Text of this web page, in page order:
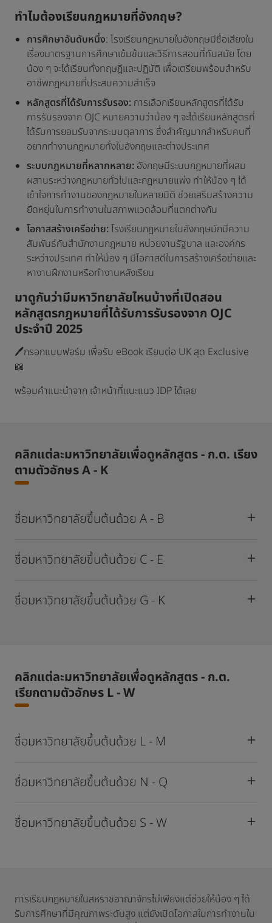
ทำไมต้องเรียนกฎหมายที่อังกฤษ?
การศึกษาอันดับหนึ่ง: โรงเรียนกฎหมายในอังกฤษมีชื่อเสียงใน
เรื่องมาตรฐานการศึกษาเข้มข้นและวิธีการสอนที่ทันสมัย โดย
น้อง ๆ จะได้เรียนทั้งทฤษฎีและปฏิบัติ เพื่อเตรียมพร้อมสำหรับ
อาชีพกฎหมายที่ประสบความสำเร็จ
หลักสูตรที่ได้รับการรับรอง: การเลือกเรียนหลักสูตรที่ได้รับ
การรับรองจาก OJC หมายความว่าน้อง ๆ จะได้เรียนหลักสูตรที่
ได้รับการยอมรับจากระบบตุลาการ ซึ่งสำคัญมากสำหรับคนที่
อยากทำงานกฎหมายทั้งในอังกฤษและต่างประเทศ
ระบบกฎหมายที่หลากหลาย: อังกฤษมีระบบกฎหมายที่ผสม
ผสานระหว่างกฎหมายทั่วไปและกฎหมายแพ่ง ทำให้น้อง ๆ ได้
เข้าใจการทำงานของกฎหมายในหลายมิติ ช่วยเสริมสร้างความ
ยืดหยุ่นในการทำงานในสภาพแวดล้อมที่แตกต่างกัน
โอกาสสร้างเครือข่าย:โรงเรียนกฎหมายในอังกฤษมักมีความ
สัมพันธ์กับสำนักงานกฎหมาย หน่วยงานรัฐบาล และองค์กร
ระหว่างประเทศ ทำให้น้อง ๆ มีโอกาสดีในการสร้างเครือข่ายและ
หางานฝึกงานหรือทำงานหลังเรียน
มาดูกันว่ามีมหาวิทยาลัยไหนบ้างที่เปิดสอน
หลักสูตรกฎหมายที่ได้รับการรับรองจาก OJC
ประจำปี 2025
🖊️กรอกแบบฟอร์ม เพื่อรับ eBook เรียนต่อ UK สุด Exclusive
📖
พร้อมคำแนะนำจาก เจ้าหน้าที่แนะแนว IDP ได้เลย
คลิกแต่ละมหาวิทยาลัยเพื่อดูหลักสูตร - ก.ต. เรียง
ตามตัวอักษร A - K
ชื่อมหาวิทยาลัยขึ้นต้นด้วย A - B
ชื่อมหาวิทยาลัยขึ้นต้นด้วย C - E
ชื่อมหาวิทยาลัยขึ้นต้นด้วย G - K
คลิกแต่ละมหาวิทยาลัยเพื่อดูหลักสูตร - ก.ต.
เรียกตามตัวอักษร L - W
ชื่อมหาวิทยาลัยขึ้นต้นด้วย L - M
ชื่อมหาวิทยาลัยขึ้นต้นด้วย N - Q
ชื่อมหาวิทยาลัยขึ้นต้นด้วย S - W
การเรียนกฎหมายในสหราชอาณาจักรไม่เพียงแต่ช่วยให้น้อง ๆ ได้
รับการศึกษาที่มีคุณภาพระดับสูง แต่ยังเปิดโอกาสในการทำงานใน